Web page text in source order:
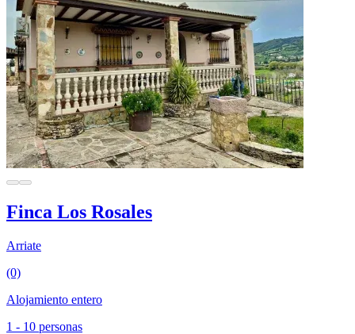
Finca Los Rosales
Arriate
(0)
Alojamiento entero
1 - 10 personas